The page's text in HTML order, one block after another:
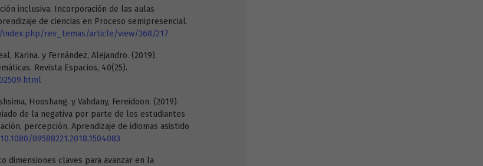
inclusiva. Incorporación de las aulas
de ciencias en Proceso semipresencial.
index.php/rev_temas/article/view/368/217
Karina. y Fernández, Alejandro. (2019).
Revista Espacios, 40(25).
Hooshang. y Vahdany, Fereidoon. (2019).
de la negativa por parte de los estudiantes
percepción. Aprendizaje de idiomas asistido
09588221.2018.1504083
dimensiones claves para avanzar en la